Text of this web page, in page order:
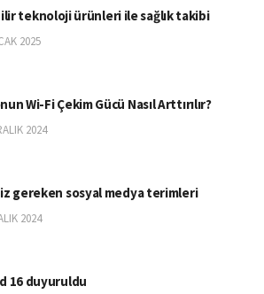
teknoloji ürünleri ile sağlık takibi
2025
Wi-Fi Çekim Gücü Nasıl Arttırılır?
2024
gereken sosyal medya terimleri
2024
16 duyuruldu